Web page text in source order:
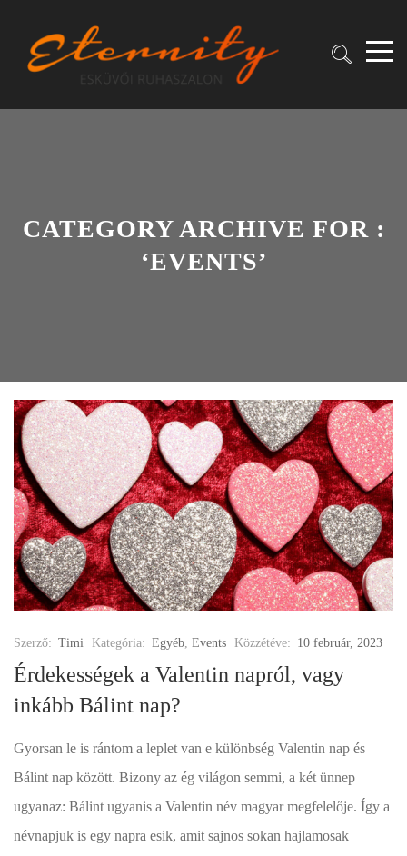
CATEGORY ARCHIVE FOR :
‘EVENTS’
Szerző: Timi Kategória: Egyéb, Events Közzétéve: 10 február, 2023
Érdekességek a Valentin napról, vagy
inkább Bálint nap?
Gyorsan le is rántom a leplet van e különbség Valentin nap és
Bálint nap között. Bizony az ég világon semmi, a két ünnep
ugyanaz: Bálint ugyanis a Valentin név magyar megfelelője. Így a
névnapjuk is egy napra esik, amit sajnos sokan hajlamosak